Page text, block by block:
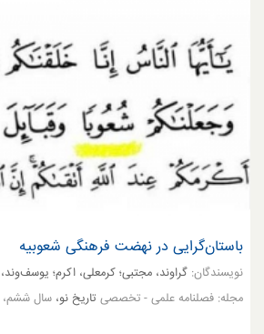
باستان‌گرایی در نهضت فرهنگی شعوبیه
نویسندگان: گراوند، مجتبی؛ کرمعلی، اکرم؛
مجله: فصلنامه علمی - تخصصی تاریخ نو، سال ششم،